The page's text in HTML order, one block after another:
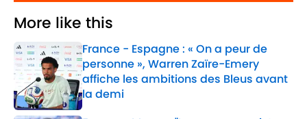
More like this
France - Espagne : « On a peur de
personne », Warren Zaïre-Emery
affiche les ambitions des Bleus avant
la demi
Published by on Invalid Date